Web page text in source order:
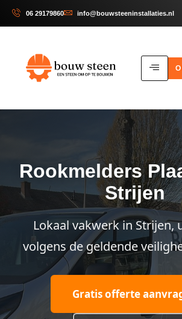
06 29179860 info@bouwsteeninstallaties.nl
Rookmelders
Strijen
Lokaal vakwerk in Strijen,
volgens de geldende
Gratis offerte